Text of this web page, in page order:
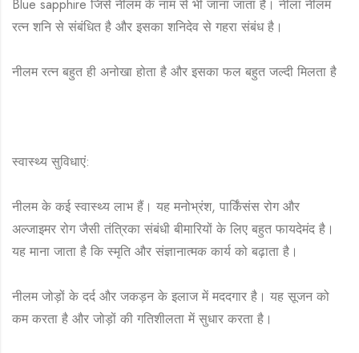
Blue sapphire जिसे नीलम के नाम से भी जाना जाता है। नीला नीलम
रत्न शनि से संबंधित है और इसका शनिदेव से गहरा संबंध है।
नीलम रत्न बहुत ही अनोखा होता है और इसका फल बहुत जल्दी मिलता है
स्वास्थ्य सुविधाएं:
नीलम के कई स्वास्थ्य लाभ हैं। यह मनोभ्रंश, पार्किंसंस रोग और
अल्जाइमर रोग जैसी तंत्रिका संबंधी बीमारियों के लिए बहुत फायदेमंद है।
यह माना जाता है कि स्मृति और संज्ञानात्मक कार्य को बढ़ाता है।
नीलम जोड़ों के दर्द और जकड़न के इलाज में मददगार है। यह सूजन को
कम करता है और जोड़ों की गतिशीलता में सुधार करता है।